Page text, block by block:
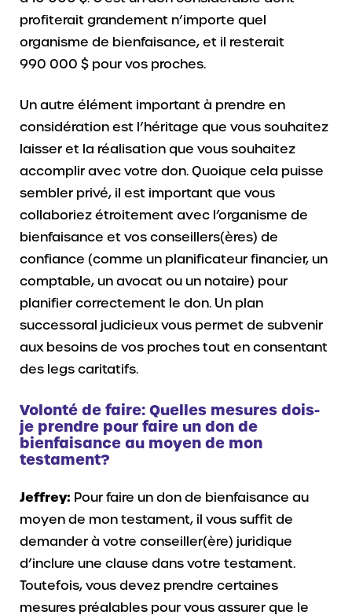
profiterait grandement n’importe quel
organisme de bienfaisance, et il resterait
990 000 $ pour vos proches.
Un autre élément important à prendre en
considération est l’héritage que vous souhaitez
laisser et la réalisation que vous souhaitez
accomplir avec votre don. Quoique cela puisse
sembler privé, il est important que vous
collaboriez étroitement avec l’organisme de
bienfaisance et vos conseillers(ères) de
confiance (comme un planificateur financier, un
comptable, un avocat ou un notaire) pour
planifier correctement le don. Un plan
successoral judicieux vous permet de subvenir
aux besoins de vos proches tout en consentant
des legs caritatifs.
Volonté de faire: Quelles mesures dois-
je prendre pour faire un don de
bienfaisance au moyen de mon
testament?
Jeffrey: Pour faire un don de bienfaisance au
moyen de mon testament, il vous suffit de
demander à votre conseiller(ère) juridique
d’inclure une clause dans votre testament.
Toutefois, vous devez prendre certaines
mesures préalables pour vous assurer que le